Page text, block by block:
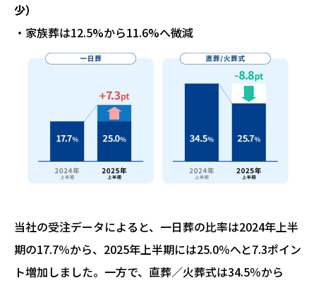
少）
・家族葬は12.5%から11.6%へ微減
当社の受注データによると、一日葬の比率は2024年上半
期の17.7％から、2025年上半期には25.0％へと7.3ポイン
ト増加しました。一方で、直葬／火葬式は34.5％から